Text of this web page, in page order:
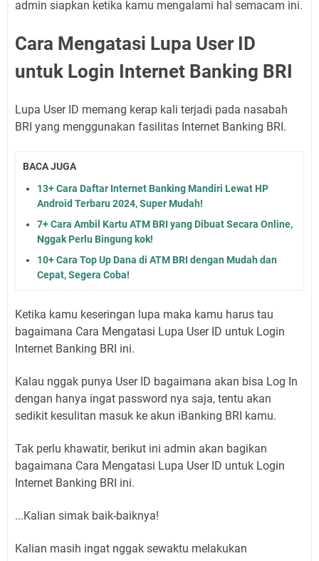
admin siapkan ketika kamu mengalami hal semacam ini.
Cara Mengatasi Lupa User ID
untuk Login Internet Banking BRI
Lupa User ID memang kerap kali terjadi pada nasabah
BRI yang menggunakan fasilitas Internet Banking BRI.
BACA JUGA
13+ Cara Daftar Internet Banking Mandiri Lewat HP
Android Terbaru 2024, Super Mudah!
7+ Cara Ambil Kartu ATM BRI yang Dibuat Secara Online,
Nggak Perlu Bingung kok!
10+ Cara Top Up Dana di ATM BRI dengan Mudah dan
Cepat, Segera Coba!
Ketika kamu keseringan lupa maka kamu harus tau
bagaimana Cara Mengatasi Lupa User ID untuk Login
Internet Banking BRI ini.
Kalau nggak punya User ID bagaimana akan bisa Log In
dengan hanya ingat password nya saja, tentu akan
sedikit kesulitan masuk ke akun iBanking BRI kamu.
Tak perlu khawatir, berikut ini admin akan bagikan
bagaimana Cara Mengatasi Lupa User ID untuk Login
Internet Banking BRI ini.
...Kalian simak baik-baiknya!
Kalian masih ingat nggak sewaktu melakukan